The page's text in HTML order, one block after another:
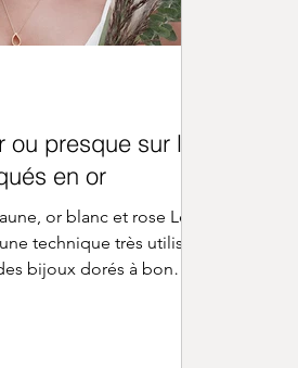
ou presque sur les
en or
or blanc et rose Le
technique très utilisée
bijoux dorés à bon